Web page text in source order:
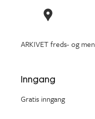
ARKIVET freds- og
Inngang
Gratis inngang